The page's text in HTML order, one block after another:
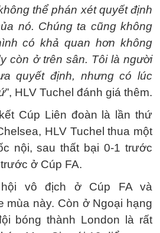
thể phán xét quyết định
nó. Chúng ta cũng không
có khả quan hơn không
còn ở trên sân. Tôi là người
quyết định, nhưng có lúc
”, HLV Tuchel đánh giá thêm.
Cúp Liên đoàn là lần thứ
HLV Tuchel thua một
nội, sau thất bại 0-1 trước
ở Cúp FA.
vô địch ở Cúp FA và
mùa này. Còn ở Ngoại hạng
bóng thành London là rất